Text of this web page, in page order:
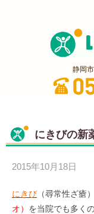
静岡
にきびの新
2015年10月18日
にきび （尋常性ざ瘡
オ） を当院でも多く